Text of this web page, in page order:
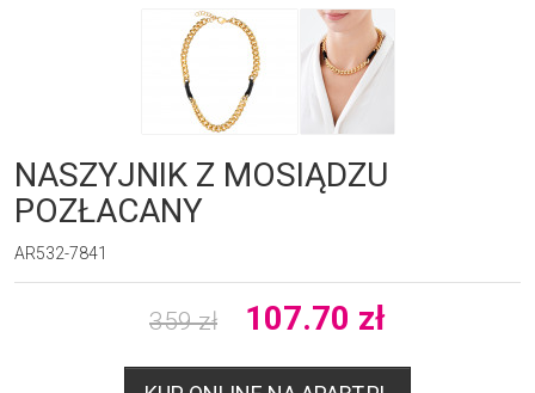
NASZYJNIK Z MOSIĄDZU
POZŁACANY
AR532-7841
359 zł 107.70 zł